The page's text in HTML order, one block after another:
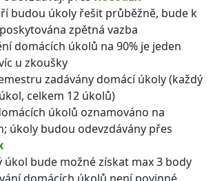
budou úkoly řešit průběžně, bude k
zpětná vazba
domácích úkolů na 90% je jeden
u zkoušky
zadávány domácí úkoly (každý
celkem 12 úkolů)
úkolů oznamováno na
úkoly budou odevzdávány přes
úkol bude možné získat max 3 body